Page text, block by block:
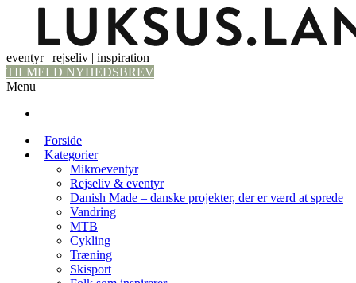
eventyr | rejseliv | inspiration
TILMELD NYHEDSBREV
Menu
Forside
Kategorier
Mikroeventyr
Rejseliv & eventyr
Danish Made – danske projekter, der er værd at sprede
Vandring
MTB
Cykling
Træning
Skisport